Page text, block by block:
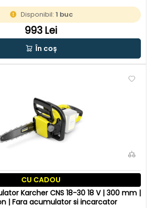
Disponibil:1 buc
993 Lei
În coș
CU CADOU
Karcher CNS 18-30 18 V | 300 mm |
| Fara acumulator si incarcator